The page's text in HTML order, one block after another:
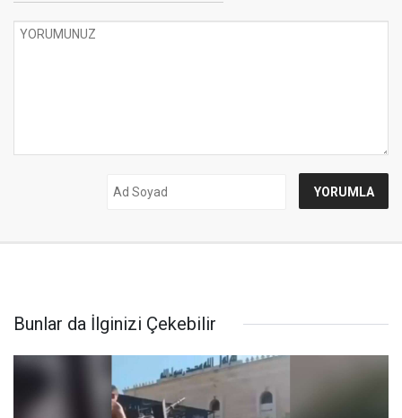
Bunlar da İlginizi Çekebilir